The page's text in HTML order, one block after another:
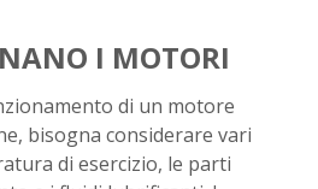
I MOTORI
di un motore
bisogna considerare vari
di esercizio, le parti